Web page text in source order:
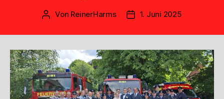
Beitragsautor
Von ReinerHarms Veröffentlichungsdatum
1. Juni 2025